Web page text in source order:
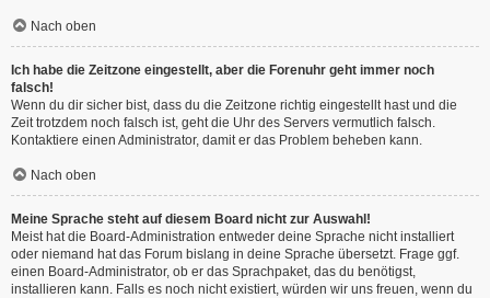
Nach oben
Ich habe die Zeitzone eingestellt, aber die Forenuhr geht immer noch
falsch!
Wenn du dir sicher bist, dass du die Zeitzone richtig eingestellt hast und die
Zeit trotzdem noch falsch ist, geht die Uhr des Servers vermutlich falsch.
Kontaktiere einen Administrator, damit er das Problem beheben kann.
Nach oben
Meine Sprache steht auf diesem Board nicht zur Auswahl!
Meist hat die Board-Administration entweder deine Sprache nicht installiert
oder niemand hat das Forum bislang in deine Sprache übersetzt. Frage ggf.
einen Board-Administrator, ob er das Sprachpaket, das du benötigst,
installieren kann. Falls es noch nicht existiert, würden wir uns freuen, wenn du